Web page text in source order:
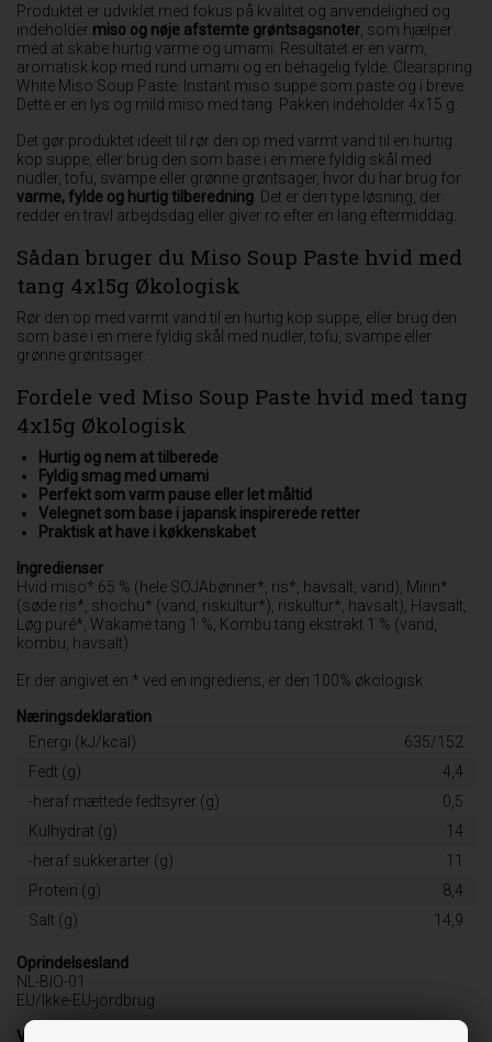
Produktet er udviklet med fokus på kvalitet og anvendelighed og
indeholder miso og nøje afstemte grøntsagsnoter , som hjælper
med at skabe hurtig varme og umami. Resultatet er en varm,
aromatisk kop med rund umami og en behagelig fylde. Clearspring
White Miso Soup Paste. Instant miso suppe som paste og i breve.
Dette er en lys og mild miso med tang. Pakken indeholder 4x15 g.
Det gør produktet ideelt til rør den op med varmt vand til en hurtig
kop suppe, eller brug den som base i en mere fyldig skål med
nudler, tofu, svampe eller grønne grøntsager, hvor du har brug for
varme, fylde og hurtig tilberedning . Det er den type løsning, der
redder en travl arbejdsdag eller giver ro efter en lang eftermiddag.
Sådan bruger du Miso Soup Paste hvid med
tang 4x15g Økologisk
Rør den op med varmt vand til en hurtig kop suppe, eller brug den
som base i en mere fyldig skål med nudler, tofu, svampe eller
grønne grøntsager.
Fordele ved Miso Soup Paste hvid med tang
4x15g Økologisk
Hurtig og nem at tilberede
Fyldig smag med umami
Perfekt som varm pause eller let måltid
Velegnet som base i japansk inspirerede retter
Praktisk at have i køkkenskabet
Ingredienser
Hvid miso* 65 % (hele SOJAbønner*, ris*, havsalt, vand), Mirin*
(søde ris*, shochu* (vand, riskultur*), riskultur*, havsalt), Havsalt,
Løg puré*, Wakame tang 1 %, Kombu tang ekstrakt 1 % (vand,
kombu, havsalt)
Er der angivet en * ved en ingrediens, er den 100% økologisk
Næringsdeklaration
Energi (kJ/kcal)
635/152
Fedt (g)
4,4
-heraf mættede fedtsyrer (g)
0,5
Kulhydrat (g)
14
-heraf sukkerarter (g)
11
Protein (g)
8,4
Salt (g)
14,9
Oprindelsesland
NL-BIO-01
EU/Ikke-EU-jordbrug
Varebetegnelse